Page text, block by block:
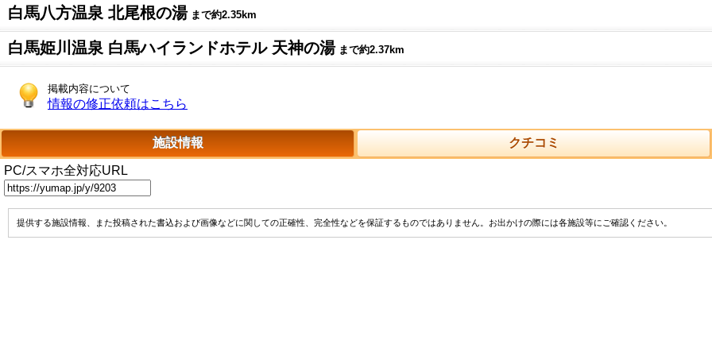
白馬八方温泉 北尾根の湯まで約2.35km
白馬姫川温泉 白馬ハイランドホテル 天神の湯まで約2.37km
掲載内容について
情報の修正依頼はこちら
施設情報 クチコミ
PC/スマホ全対応URL
提供する施設情報、また投稿された書込および画像などに関しての正確性、完全性などを保証するものではありません。お出かけの際には各施設等にご確認ください。